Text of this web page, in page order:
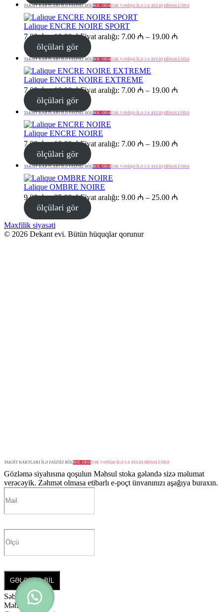
TAKSİT KARTLARI İLƏ FAİZSİZ BÖLBÖL ÖDƏTƏK VƏSİQƏ İLƏ 2-6 AYLIQ HİSSƏLİ ÖDƏ
Lalique ENCRE NOIRE SPORT
7.00₼ –19.00₼Fiyat aralığı: 7.00 ₼ – 19.00 ₼
ölçüləri gör
TAKSİT KARTLARI İLƏ FAİZSİZ BÖLBÖL ÖDƏTƏK VƏSİQƏ İLƏ 2-6 AYLIQ HİSSƏLİ ÖDƏ
Lalique ENCRE NOIRE EXTREME
7.00₼ –19.00₼Fiyat aralığı: 7.00 ₼ – 19.00 ₼
ölçüləri gör
TAKSİT KARTLARI İLƏ FAİZSİZ BÖLBÖL ÖDƏTƏK VƏSİQƏ İLƏ 2-6 AYLIQ HİSSƏLİ ÖDƏ
Lalique ENCRE NOIRE
7.00₼ –19.00₼Fiyat aralığı: 7.00 ₼ – 19.00 ₼
ölçüləri gör
TAKSİT KARTLARI İLƏ FAİZSİZ BÖLBÖL ÖDƏTƏK VƏSİQƏ İLƏ 2-6 AYLIQ HİSSƏLİ ÖDƏ
Lalique OMBRE NOIRE
9.00₼ –25.00₼Fiyat aralığı: 9.00 ₼ – 25.00 ₼
ölçüləri gör
Məxfilik siyasəti
© 2026 Dekant evi. Bütün hüquqlar qorunur
TAKSİT KARTLARI İLƏ FAİZSİZ BÖLBÖL ÖDƏTƏK VƏSİQƏ İLƏ 2-6 AYLIQ HİSSƏLİ ÖDƏ
Gözləmə siyahısına qoşulun Məhsul stoka gələndə sizə məlumat
verəcəyik. Zəhmət olmasa etibarlı e-poçt ünvanınızı aşağıya buraxın.
GƏLƏNDƏ BİL
Səbətiniz0
Məhsul yoxdur